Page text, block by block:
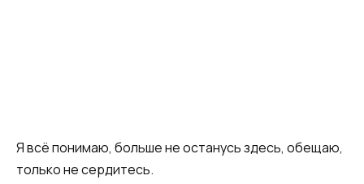
Я всё понимаю, больше не останусь здесь, обещаю,
только не сердитесь.